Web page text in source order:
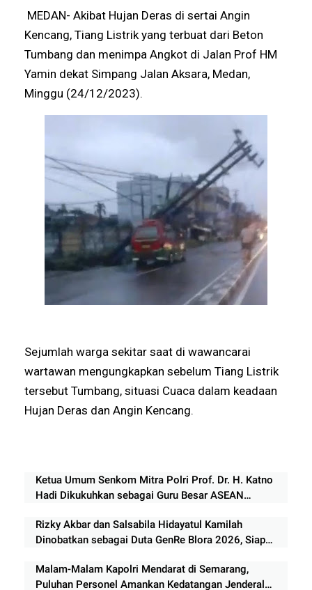
MEDAN- Akibat Hujan Deras di sertai Angin
Kencang, Tiang Listrik yang terbuat dari Beton
Tumbang dan menimpa Angkot di Jalan Prof HM
Yamin dekat Simpang Jalan Aksara, Medan,
Minggu (24/12/2023).
Sejumlah warga sekitar saat di wawancarai
wartawan mengungkapkan sebelum Tiang Listrik
tersebut Tumbang, situasi Cuaca dalam keadaan
Hujan Deras dan Angin Kencang.
Ketua Umum Senkom Mitra Polri Prof. Dr. H. Katno
Hadi Dikukuhkan sebagai Guru Besar ASEAN
Rizky Akbar dan Salsabila Hidayatul Kamilah
Dinobatkan sebagai Duta GenRe Blora 2026, Siap
Malam-Malam Kapolri Mendarat di Semarang,
Puluhan Personel Amankan Kedatangan Jenderal